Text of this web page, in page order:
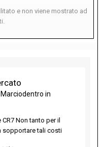
e non viene mostrato ad
Marciodentro in
Non tanto per il
sopportare tali costi